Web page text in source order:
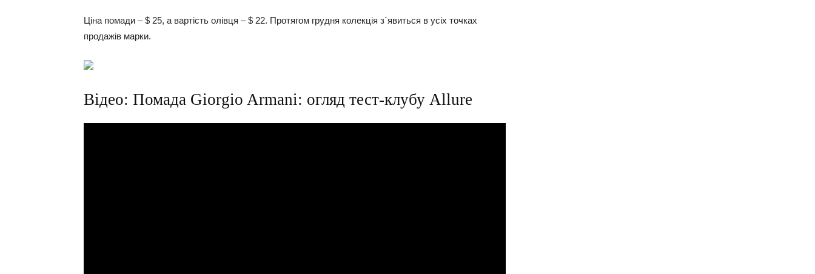
Ціна помади – $ 25, а вартість олівця – $ 22. Протягом грудня колекція з`явиться в усіх точках
продажів марки.
Відео: Помада Giorgio Armani: огляд тест-клубу Allure